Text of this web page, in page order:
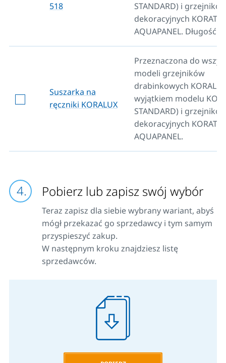
518
STANDARD) i
dekoracyjnych
AQUAPANEL. Długość
Suszarka na
ręczniki KORALUX
Przeznaczona do
modeli grzejników
drabinkowych
wyjątkiem modelu
STANDARD) i
dekoracyjnych
AQUAPANEL.
Pobierz lub zapisz swój wybór
Teraz zapisz dla siebie wybrany wariant, abyś
mógł przekazać go sprzedawcy i tym samym
przyspieszyć zakup.
W następnym kroku znajdziesz listę
sprzedawców.